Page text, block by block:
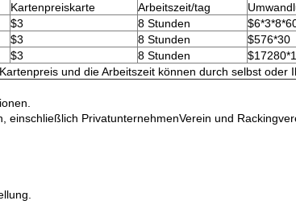
Kartenpreiskarte
Arbeitszeit/tag
$3 8 Stunden
$3 8 Stunden $576*30
$3 8 Stunden
und die Arbeitszeit können durch selbst oder
einschließlich PrivatunternehmenVerein und